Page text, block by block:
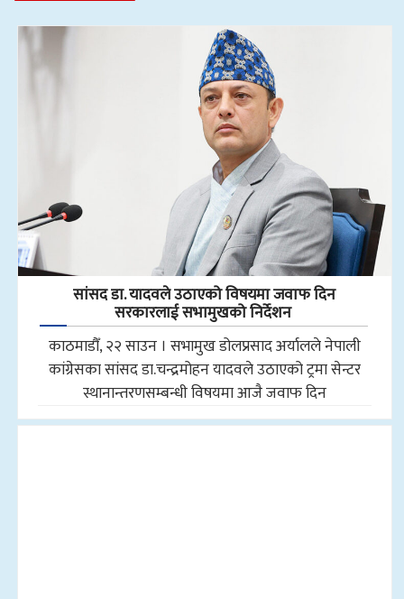
सांसद डा‍‍. यादवले उठाएको विषयमा जवाफ दिन
सरकारलाई सभामुखको निर्देशन
काठमाडौँ, २२ साउन । सभामुख डोलप्रसाद अर्यालले नेपाली
कांग्रेसका सांसद डा.चन्द्रमोहन यादवले उठाएको ट्रमा सेन्टर
स्थानान्तरणसम्बन्धी विषयमा आजै जवाफ दिन